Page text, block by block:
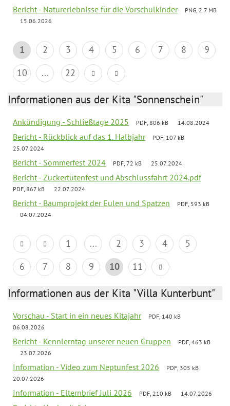
Bericht - Naturerlebnisse für die Vorschulkinder
PNG, 2.7 MB
15.06.2026
1 2 3 4 5 6 7 8
9
10
... 22
Informationen aus der Kita "Sonnenschein"
Ankündigung - Schließtage 2025 PDF, 806 kB 14.08.2024
Bericht - Rückblick auf das 1. Halbjahr
PDF, 107 kB
25.07.2024
Bericht - Sommerfest 2024 PDF, 72 kB 25.07.2024
Bericht - Zuckertütenfest und Abschlussfahrt 2024.pdf
PDF, 867 kB 22.07.2024
Bericht - Baumprojekt der Eulen und Spatzen
PDF, 593 kB
04.07.2024
1 ... 2 3 4
5
6
7 8 9 10 11
Informationen aus der Kita "Villa Kunterbunt"
Vorschau - Start in ein neues Kitajahr
PDF, 140 kB
06.08.2026
Bericht - Kennlerntag unserer neuen Gruppen
PDF, 463 kB
23.07.2026
Information - Video zum Neptunfest 2026
PDF, 305 kB
20.07.2026
Information - Elternbrief Juli 2026 PDF, 210 kB 14.07.2026